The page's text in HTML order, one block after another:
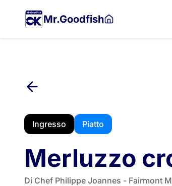
contenuto
Mr.Goodfish
Ingresso Piatto
Merluzzo
Di Chef Philippe Joannes - Fairmont